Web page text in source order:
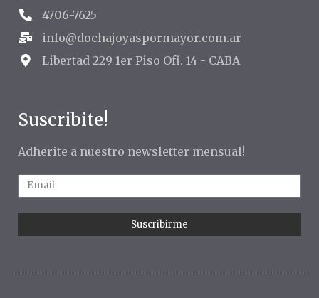
4706-7625
info@dochajoyaspormayor.com.ar
Libertad 229 1er Piso Ofi. 14 - CABA
Suscribite!
Adherite a nuestro newsletter mensual!
Suscribirme